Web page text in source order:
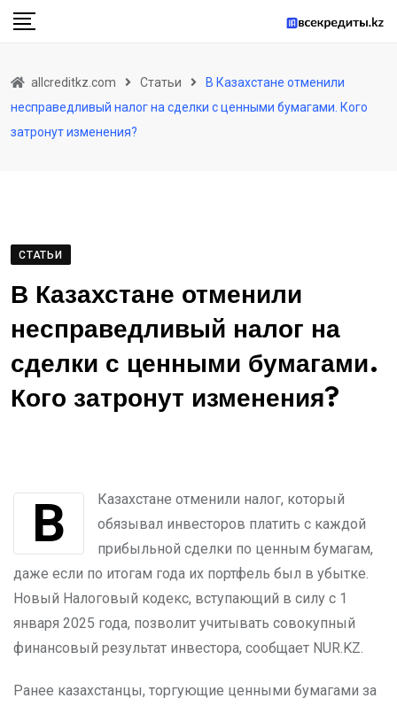
Skip
allcreditkz.com Статьи
В Казахстане отменили
несправедливый налог на сделки с ценными бумагами. Кого
затронут изменения?
СТАТЬИ
В Казахстане отменили
несправедливый налог на
сделки с ценными бумагами.
Кого затронут изменения?
В Казахстане отменили налог, который
обязывал инвесторов платить с каждой
прибыльной сделки по ценным бумагам,
даже если по итогам года их портфель был в убытке.
Новый Налоговый кодекс, вступающий в силу с 1
января 2025 года, позволит учитывать совокупный
финансовый результат инвестора, сообщает NUR.KZ.
Ранее казахстанцы, торгующие ценными бумагами за